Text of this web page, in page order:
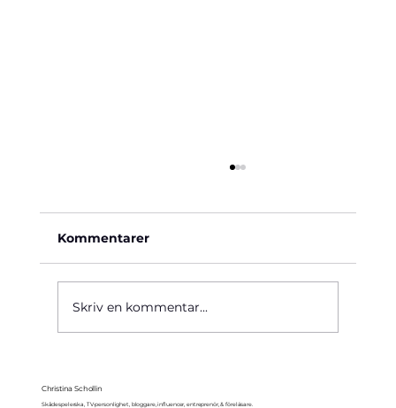
Kommentarer
Skriv en kommentar...
Christina Schollin
Skådespelerska, TV-personlighet, bloggare, influencer, entreprenör, & föreläsare.